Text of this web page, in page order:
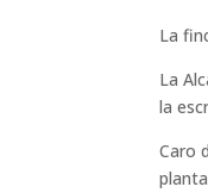
La
La
la
Caro